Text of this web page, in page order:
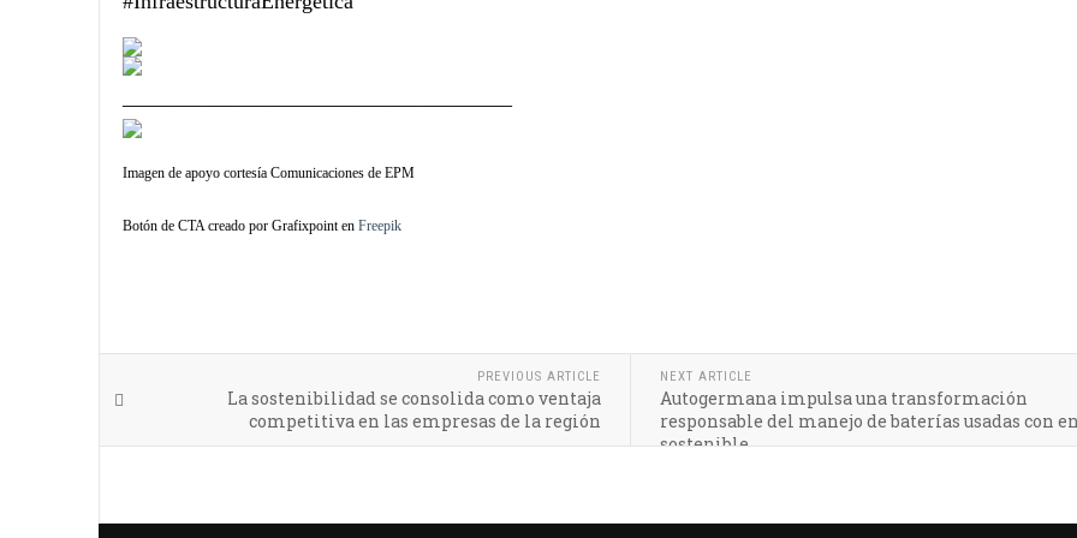
Imagen de apoyo cortesía Comunicaciones de EPM
Botón de CTA creado por Grafixpoint en Freepik
PREVIOUS ARTICLE
La sostenibilidad se consolida como ventaja
competitiva en las empresas de la región
NEXT ARTICLE
Autogermana impulsa una transformación
responsable del manejo de baterías usadas con
sostenible